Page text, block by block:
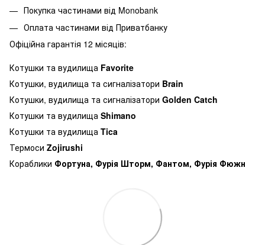
Покупка частинами від Monobank
Оплата частинами від Приватбанку
Офіційна гарантія 12 місяців:
Котушки та вудилища Favorite
Котушки, вудилища та сигналізатори Brain
Котушки, вудилища та сигналізатори Golden Catch
Котушки та вудилища Shimano
Котушки та вудилища Tica
Термоси Zojirushi
Кораблики Фортуна, Фурія Шторм, Фантом, Фурія Фюжн